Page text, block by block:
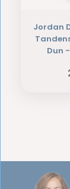
Jordan
Dun